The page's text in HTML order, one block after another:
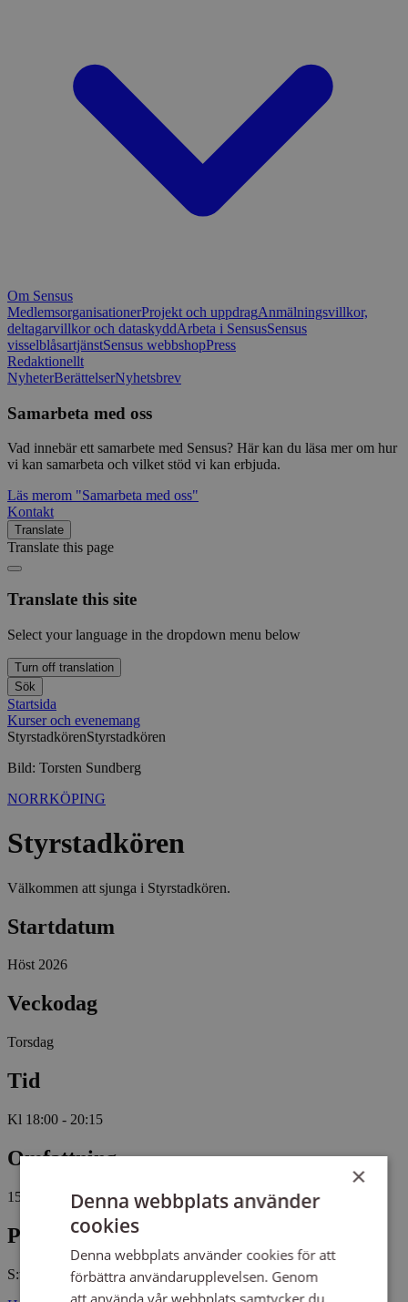
Om Sensus
MedlemsorganisationerProjekt och uppdragAnmälningsvillkor,
deltagarvillkor och dataskyddArbeta i SensusSensus
visselblåsartjänstSensus webbshopPress
Redaktionellt
NyheterBerättelserNyhetsbrev
Samarbeta med oss
Vad innebär ett samarbete med Sensus? Här kan du läsa mer om hur
vi kan samarbeta och vilket stöd vi kan erbjuda.
Läs merom "Samarbeta med oss"
Kontakt
Translate
Translate this page
Translate this site
Select your language in the dropdown menu below
Turn off translation
Sök
Startsida
Kurser och evenemang
StyrstadkörenStyrstadkören
Bild: Torsten Sundberg
NORRKÖPING
Styrstadkören
Välkommen att sjunga i Styrstadkören.
Startdatum
Höst 2026
Veckodag
Torsdag
Tid
Kl 18:00 - 20:15
Omfattning
15 tillfällen, 40 studietimmar
Plats
S:t Johannes församlingshem
×
Denna webbplats använder
cookies
Denna webbplats använder cookies för att
förbättra användarupplevelsen. Genom
att använda vår webbplats samtycker du